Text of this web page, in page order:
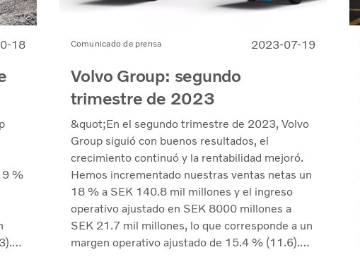
18
9 %
Comunicado de prensa 2023-07-19
Volvo Group: segundo
trimestre de 2023
&quot;En el segundo trimestre de 2023, Volvo
Group siguió con buenos resultados, el
crecimiento continuó y la rentabilidad mejoró.
Hemos incrementado nuestras ventas netas un
18 % a SEK 140.8 mil millones y el ingreso
operativo ajustado en SEK 8000 millones a
SEK 21.7 mil millones, lo que corresponde a un
margen operativo ajustado de 15.4 % (11.6).